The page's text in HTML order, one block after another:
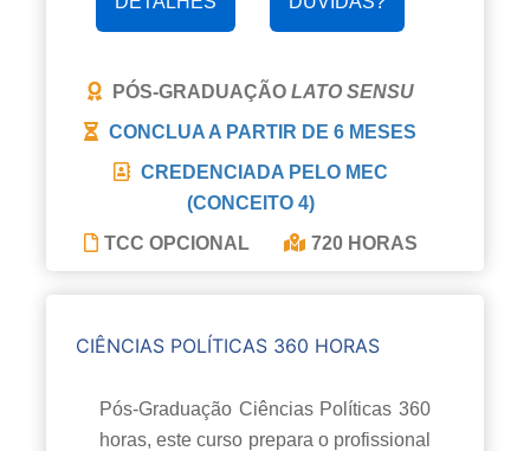
PÓS-GRADUAÇÃO LATO SENSU
CONCLUA A PARTIR DE 6 MESES
CREDENCIADA PELO MEC
(CONCEITO 4)
TCC OPCIONAL
720 HORAS
CIÊNCIAS POLÍTICAS 360 HORAS
Pós-Graduação Ciências Políticas 360
horas, este curso prepara o profissional